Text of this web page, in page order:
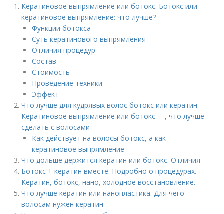
Кератиновое выпрямление или ботокс. Ботокс или
кератиновое выпрямление: что лучше?
Функции ботокса
Суть кератинового выпрямления
Отличия процедур
Состав
Стоимость
Проведение техники
Эффект
Что лучше для кудрявых волос ботокс или кератин.
Кератиновое выпрямление или ботокс —, что лучше
сделать с волосами
Как действует на волосы ботокс, а как —
кератиновое выпрямление
Что дольше держится кератин или ботокс. Отличия
Ботокс + кератин вместе. Подробно о процедурах.
Кератин, ботокс, нано, холодное восстановление.
Что лучше кератин или нанопластика. Для чего
волосам нужен кератин